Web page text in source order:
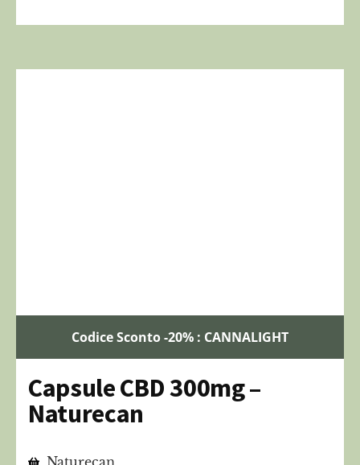
Codice Sconto -20% : CANNALIGHT
Capsule CBD 300mg –
Naturecan